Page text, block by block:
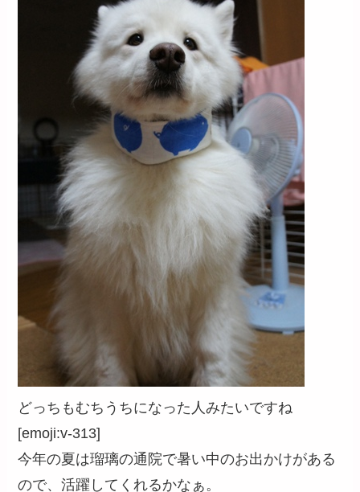
どっちもむちうちになった人みたいですね
[emoji:v-313]
今年の夏は瑠璃の通院で暑い中のお出かけがある
ので、活躍してくれるかなぁ。